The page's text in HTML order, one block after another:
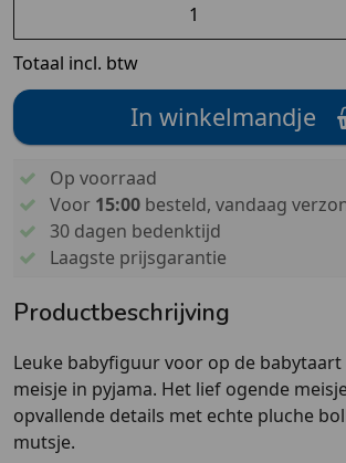
Totaal incl. btw
In winkelmandje
Op voorraad
Voor 15:00besteld, vandaag
30 dagen bedenktijd
Laagste prijsgarantie
Productbeschrijving
Leuke babyfiguur voor op de
meisje in pyjama. Het lief ogende
opvallende details met echte pluche
mutsje.